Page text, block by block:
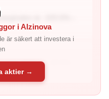
är -103.6% –
ROE är -19.9% –
ti...
i Alzinova
är säkert att investera i
aktier →